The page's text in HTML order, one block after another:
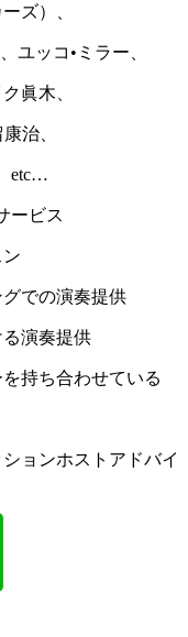
ズ）、
ユッコ•ミラー、
眞木、
治、
etc…
ービス
の演奏提供
奏提供
合わせている
ストアドバイ